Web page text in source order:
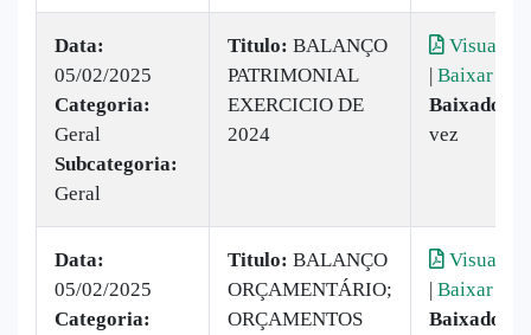
Data:
05/02/2025
Categoria:
Geral
Subcategoria:
Geral
Titulo: BALANÇO
PATRIMONIAL
EXERCICIO DE
2024
| Baixar
Baixado:
vez
Data:
05/02/2025
Categoria:
Titulo: BALANÇO
ORÇAMENTÁRIO;
ORÇAMENTOS
| Baixar
Baixado: